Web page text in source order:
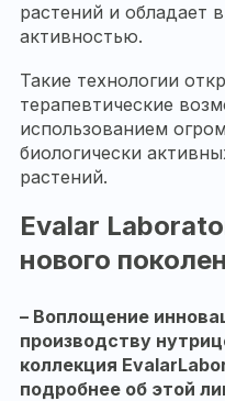
растений и обладает
активностью.
Такие технологии
терапевтические
использованием
биологически
растений.
Evalar
нового
– Воплощение
производству
коллекция Evalar
подробнее об этой